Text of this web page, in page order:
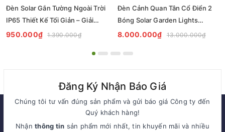
Đèn Solar Gắn Tường Ngoài Trời
IP65 Thiết Kế Tối Giản – Giải
Pháp Chiếu Sáng Bền Bỉ, Thẩm
950.000₫ 1.390.000₫
Đèn Cảnh Quan Tân Cổ Điển 2
Bóng Solar Garden Lights
ZALAA OEM ZSCV-004
8.000.000₫ 13.000.000₫
Đăng Ký Nhận Báo Giá
Chúng tôi tư vấn đúng sản phẩm và gửi báo giá Công ty đến
Quý khách hàng!
Nhậnthông tin sản phẩm mới nhất, tin khuyến mãi và nhiều